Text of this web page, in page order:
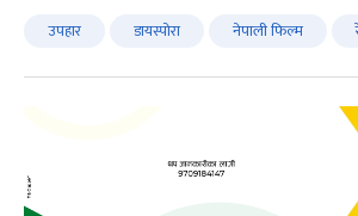
उपहार डायस्पोरा नेपाली फिल्म